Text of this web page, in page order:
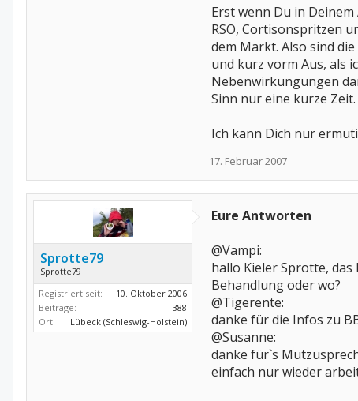
Erst wenn Du in
RSO, Cortisonspritzen
dem Markt. Also sind
und kurz vorm Aus, als
Nebenwirkungungen
Sinn nur eine kurze Zeit.
Ich kann Dich nur
17. Februar 2007
Sprotte79
Sprotte79
Registriert seit:
10. Oktober 2006
Beiträge:
388
Ort:
Lübeck (Schleswig-Holstein)
Eure Antworten
@Vampi:
hallo Kieler Sprotte,
Behandlung oder wo?
@Tigerente:
danke für die Infos zu
@Susanne:
danke für`s
einfach nur wieder